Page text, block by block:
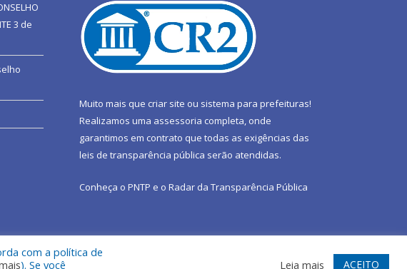
3 de
Muito mais que criar site ou sistema para prefeituras!
Realizamos uma assessoria completa, onde
garantimos em contrato que todas as exigências das
leis de transparência pública serão atendidas.
Conheça o PNTP e o Radar da Transparência Pública
Mapa do Site Acessar Webmail
com a política de
). Se você Leia mais ACEITO